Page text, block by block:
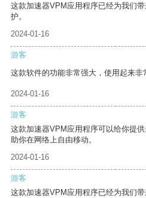
这款加速器VPM应用程序已经为我们
护。
2024-01-16
游客
这款软件的功能非常强大，使用起来非
2024-01-16
游客
这款加速器VPM应用程序可以给你提
助你在网络上自由移动。
2024-01-16
游客
这款加速器VPM应用程序已经为我们